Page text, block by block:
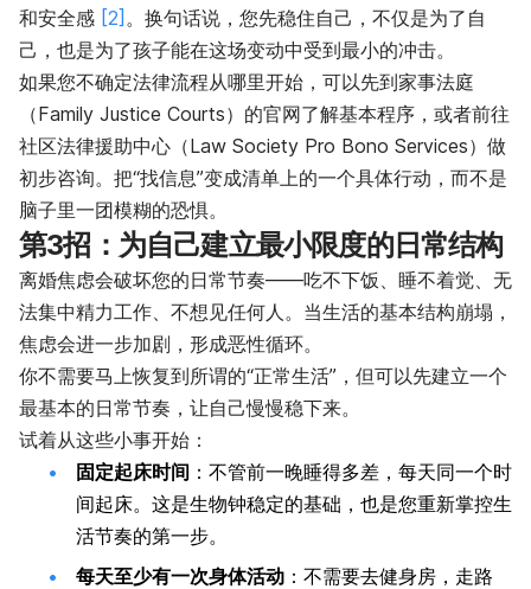
和安全感 [2] 。换句话说，您先稳住自己，不仅是为了自
己，也是为了孩子能在这场变动中受到最小的冲击。
如果您不确定法律流程从哪里开始，可以先到家事法庭
（Family Justice Courts）的官网了解基本程序，或者前往
社区法律援助中心（Law Society Pro Bono Services）做
初步咨询。把“找信息”变成清单上的一个具体行动，而不是
脑子里一团模糊的恐惧。
第3招：为自己建立最小限度的日常结构
离婚焦虑会破坏您的日常节奏——吃不下饭、睡不着觉、无
法集中精力工作、不想见任何人。当生活的基本结构崩塌，
焦虑会进一步加剧，形成恶性循环。
你不需要马上恢复到所谓的“正常生活”，但可以先建立一个
最基本的日常节奏，让自己慢慢稳下来。
试着从这些小事开始：
固定起床时间 ：不管前一晚睡得多差，每天同一个时
间起床。这是生物钟稳定的基础，也是您重新掌控生
活节奏的第一步。
每天至少有一次身体活动 ：不需要去健身房，走路